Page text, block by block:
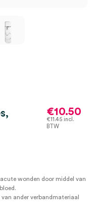
€10.50
€11.45 incl.
BTW
wonden door middel van
ander verbandmateriaal